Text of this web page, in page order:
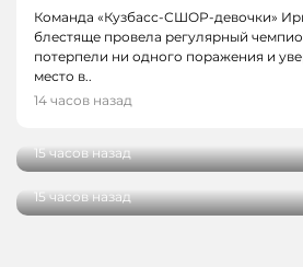
Команда «Кузбасс-СШОР-девочки»
блестяще провела регулярный
потерпели ни одного поражения и
место в..
14 часов назад
НОВОСТИ
В Кузбассе школы здоровья
15 часов назад
НОВОСТИ
поставки топлива для
15 часов назад